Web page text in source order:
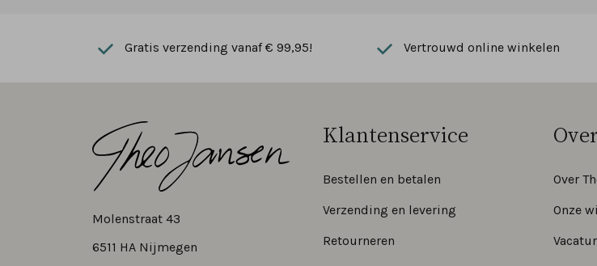
Gratis verzending vanaf € 99,95! Vertrouwd online winkelen
Molenstraat 43
6511 HA Nijmegen
Klantenservice
Bestellen en betalen
Verzending en levering
Retourneren
Over
Onze